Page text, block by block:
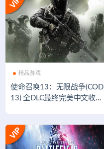
精品游戏
使命召唤13：无限战争(COD
13) 全DLC最终完美中文收藏